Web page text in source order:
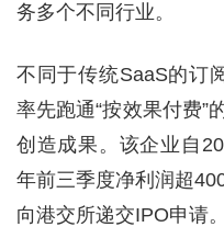
务多个不同行业。
不同于传统SaaS的订
率先跑通“按效果付费”
创造成果。该企业自
年前三季度净利润超
向港交所递交IPO申请。